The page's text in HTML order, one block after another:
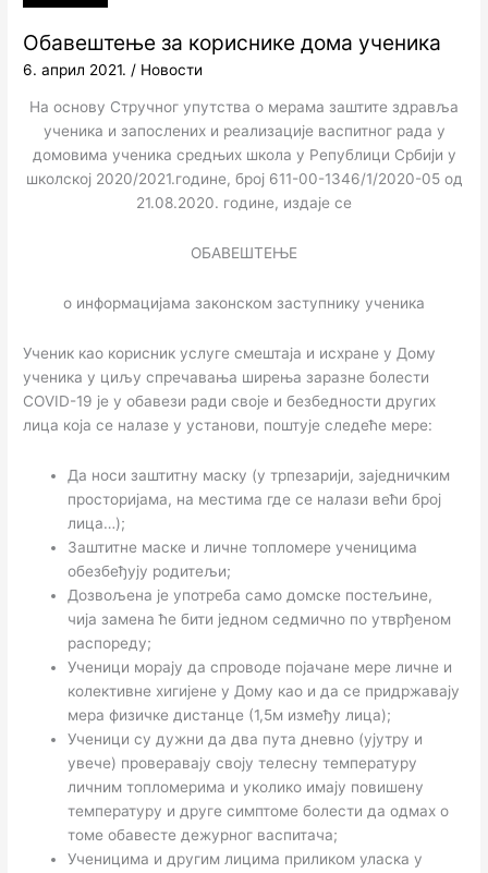
Обавештење за кориснике дома ученика
6. април 2021. / Новости
На основу Стручног упутства о мерама заштите здравља
ученика и запослених и реализације васпитног рада у
домовима ученика средњих школа у Републици Србији у
школској 2020/2021.године, број 611-00-1346/1/2020-05 од
21.08.2020. године, издаје се
ОБАВЕШТЕЊЕ
о информацијама законском заступнику ученика
Ученик као корисник услуге смештаја и исхране у Дому
ученика у циљу спречавања ширења заразне болести
COVID-19 је у обавези ради своје и безбедности других
лица која се налазе у установи, поштује следеће мере:
Да носи заштитну маску (у трпезарији, заједничким
просторијама, на местима где се налази већи број
лица…);
Заштитне маске и личне топломере ученицима
обезбеђују родитељи;
Дозвољена је употреба само домске постељине,
чија замена ће бити једном седмично по утврђеном
распореду;
Ученици морају да спроводе појачане мере личне и
колективне хигијене у Дому као и да се придржавају
мера физичке дистанце (1,5м између лица);
Ученици су дужни да два пута дневно (ујутру и
увече) проверавају своју телесну температуру
личним топломерима и уколико имају повишену
температуру и друге симптоме болести да одмах о
томе обавесте дежурног васпитача;
Ученицима и другим лицима приликом уласка у